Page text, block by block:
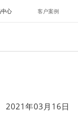
中心 客户案例
2021年03月16日